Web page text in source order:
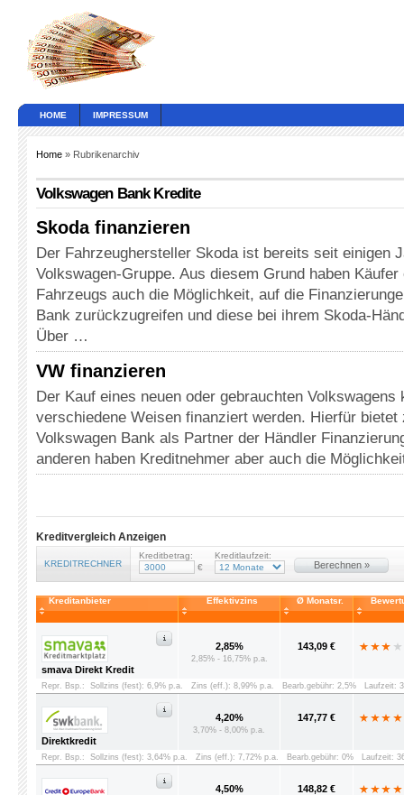
HOME IMPRESSUM
Home » Rubrikenarchiv
Volkswagen Bank Kredite
Skoda finanzieren
Der Fahrzeughersteller Skoda ist bereits seit einigen
Volkswagen-Gruppe. Aus diesem Grund haben
Fahrzeugs auch die Möglichkeit, auf die
Bank zurückzugreifen und diese bei ihrem Skoda-
Über …
VW finanzieren
Der Kauf eines neuen oder gebrauchten Volkswagens
verschiedene Weisen finanziert werden. Hierfür bietet
Volkswagen Bank als Partner der Händler
anderen haben Kreditnehmer aber auch die
Kreditvergleich Anzeigen
KREDITRECHNER
Kreditbetrag:
€
Kreditlaufzeit:
Berechnen »
Kreditanbieter Effektivzins Ø Monatsr.
smava Direkt Kredit
2,85%
2,85% - 16,75% p.a.
143,09 €
Repr. Bsp.: Sollzins (fest): 6,9% p.a. Zins (eff.): 8,99% p.a. Bearb.gebühr: 2,5% Laufzeit:
Direktkredit
4,20%
3,70% - 8,00% p.a.
147,77 €
Repr. Bsp.: Sollzins (fest): 3,64% p.a. Zins (eff.): 7,72% p.a. Bearb.gebühr: 0% Laufzeit:
4,50% 148,82 €